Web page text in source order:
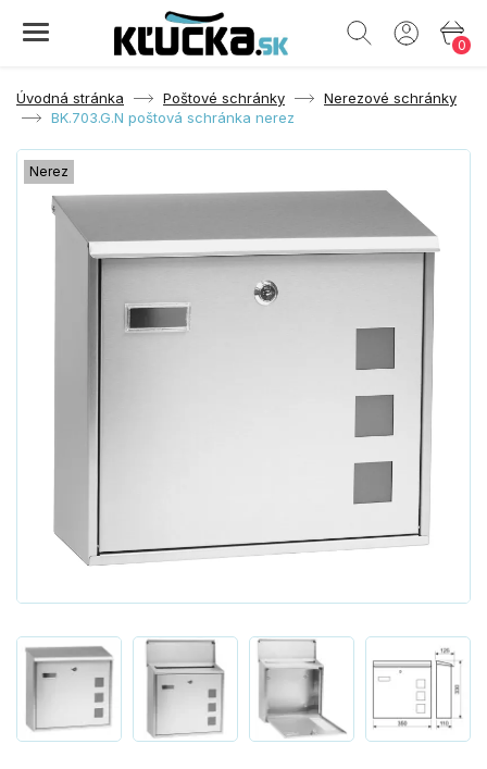
0
Úvodná stránka Poštové schránky
Nerezové schránky
BK.703.G.N poštová schránka nerez
Nerez